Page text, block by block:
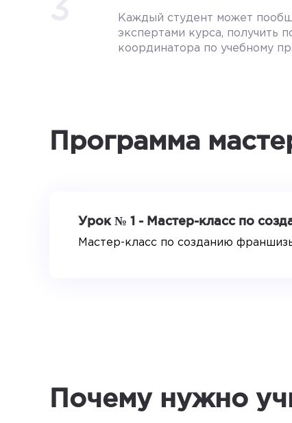
Каждый студент может
экспертами курса, получить
координатора по учебному
Программа
Урок № 1 - Мастер-класс по
Мастер-класс по созданию
Почему нужно